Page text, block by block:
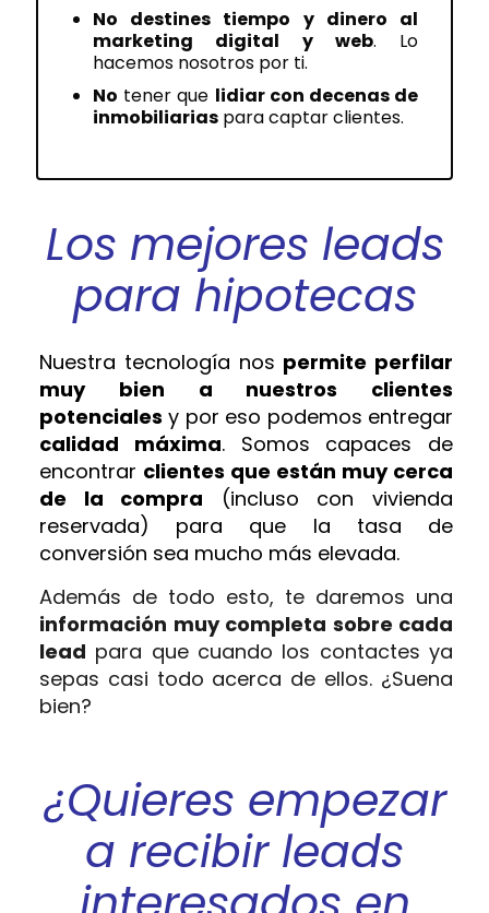
No destines tiempo y dinero al
marketing digital y web. Lo
hacemos nosotros por ti.
No tener que lidiar con decenas de
inmobiliarias para captar clientes.
Los mejores leads
para hipotecas
Nuestra tecnología nos permite perfilar
muy bien a nuestros clientes
potenciales y por eso podemos entregar
calidad máxima. Somos capaces de
encontrar clientes que están muy cerca
de la compra (incluso con vivienda
reservada) para que la tasa de
conversión sea mucho más elevada.
Además de todo esto, te daremos una
información muy completa sobre cada
lead para que cuando los contactes ya
sepas casi todo acerca de ellos. ¿Suena
bien?
¿Quieres empezar
a recibir leads